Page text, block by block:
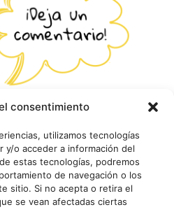
consentimiento
utilizamos tecnologías
y/o acceder a información del
estas tecnologías, podremos
de navegación o los
sitio. Si no acepta o retira el
se vean afectadas ciertas